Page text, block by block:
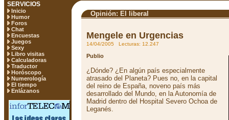
SERVICIOS
Inicio
Humor
Foros
Chat
Encuestas
Juegos
Sexy
Libro visitas
Calculadoras
Traductor
Horóscopo
Numerología
El tiempo
Enlázanos
Opinión: El liberal
Mengele en Urgencias
14/04/2005 Lecturas: 12.247
Publio
¿Dónde? ¿En algún país especialmente
atrasado del Planeta? Pues no, en la capital
del reino de España, noveno país más
desarrollado del Mundo, en la Autonomía de
Madrid dentro del Hospital Severo Ochoa de
Leganés.